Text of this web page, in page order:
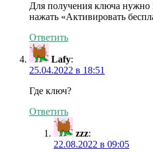
Для получения ключа нужно
нажать «Активировать
Ответить
Lafy:
25.04.2022 в 18:51
Где ключ?
Ответить
zzz:
22.08.2022 в 09:05